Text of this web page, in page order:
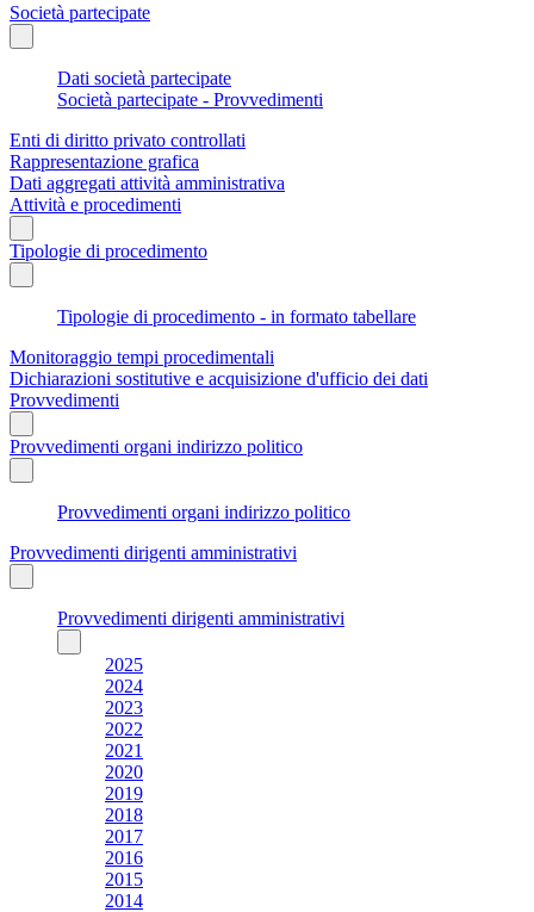
Società partecipate
Dati società partecipate
Società partecipate - Provvedimenti
Enti di diritto privato controllati
Rappresentazione grafica
Dati aggregati attività amministrativa
Attività e procedimenti
Tipologie di procedimento
Tipologie di procedimento - in formato tabellare
Monitoraggio tempi procedimentali
Dichiarazioni sostitutive e acquisizione d'ufficio dei dati
Provvedimenti
Provvedimenti organi indirizzo politico
Provvedimenti organi indirizzo politico
Provvedimenti dirigenti amministrativi
Provvedimenti dirigenti amministrativi
2025
2024
2023
2022
2021
2020
2019
2018
2017
2016
2015
2014